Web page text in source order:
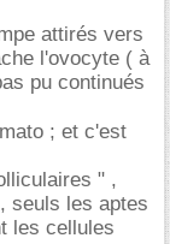
attirés vers
l'ovocyte ( à
pu continués
; et c'est
" ,
seuls les aptes
les cellules